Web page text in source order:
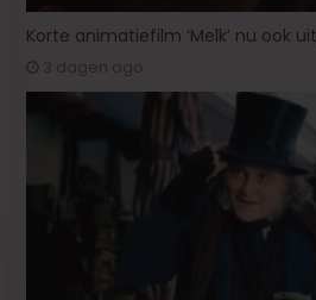
Korte animatiefilm ‘Melk’ nu ook
3 dagen ago